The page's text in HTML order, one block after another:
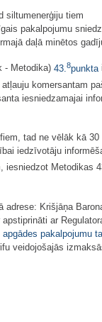
siltumenerģiju tiem
pakalpojumu
daļā minētos
- Metodika) 43. 8punkta
komersantam
iesniedzamajai
tad ne vēlāk kā 30
iedzīvotāju
iesniedzot Metodikas
Krišjāņa
ar
pakalpojumu
veidojošajās